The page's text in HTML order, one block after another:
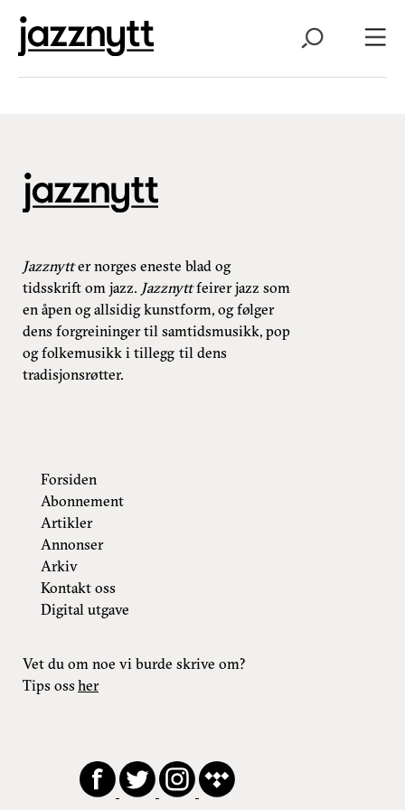
Jazznytter norges eneste blad og
tidsskrift om jazz. Jazznyttfeirer jazz som
en åpen og allsidig kunstform, og følger
dens forgreininger til samtidsmusikk, pop
og folkemusikk i tillegg til dens
tradisjonsrøtter.
Forsiden
Abonnement
Artikler
Annonser
Arkiv
Kontakt oss
Digital utgave
Vet du om noe vi burde skrive om?
Tips ossher